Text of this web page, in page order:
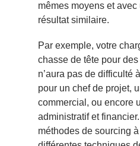
mêmes moyens et
résultat similaire.
Par exemple, votre
chasse de tête pour
n’aura pas de difficulté
pour un chef de projet,
commercial, ou encore
administratif et
méthodes de sourcing